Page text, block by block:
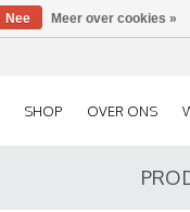
SHOP OVER ONS
Nee Meer over cookies »